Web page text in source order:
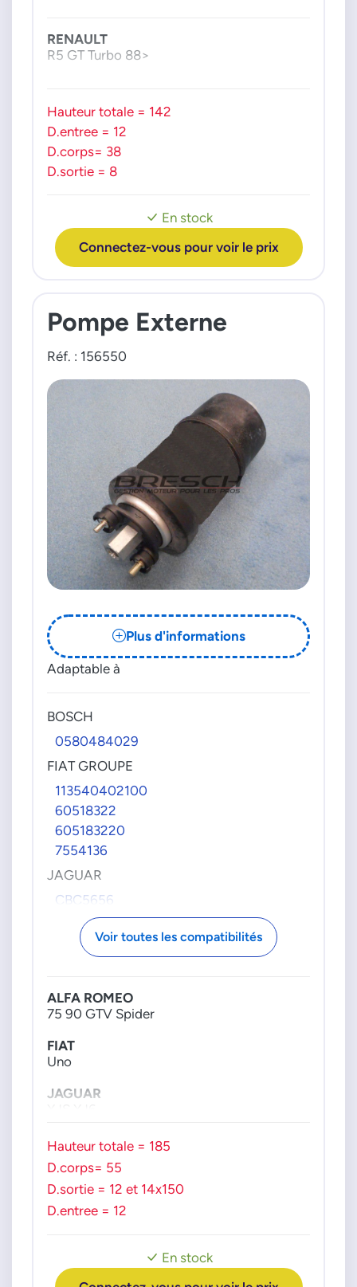
En stock
Connectez-vous pour voir le prix
RENAULT
R5 GT Turbo 88>
Hauteur totale = 142
D.entree = 12
D.corps= 38
D.sortie = 8
Pompe Externe
Réf. : 156550
Plus d'informations
Adaptable à
BOSCH
0580484029
FIAT GROUPE
113540402100
60518322
605183220
7554136
JAGUAR
CBC5656
DBC2482
EBC11580
721565000
721565500
72156552
721565520
72207100
722071000
PORSCHE
92860810401
94460810201
Voir toutes les compatibilités
En stock
ALFA ROMEO
75 90 GTV Spider
FIAT
Uno
JAGUAR
PEUGEOT
505
PORSCHE
911 924 944 968
240 340 360 740 760 940 960
Hauteur totale = 185
D.corps= 55
D.sortie = 12 et 14x150
D.entree = 12